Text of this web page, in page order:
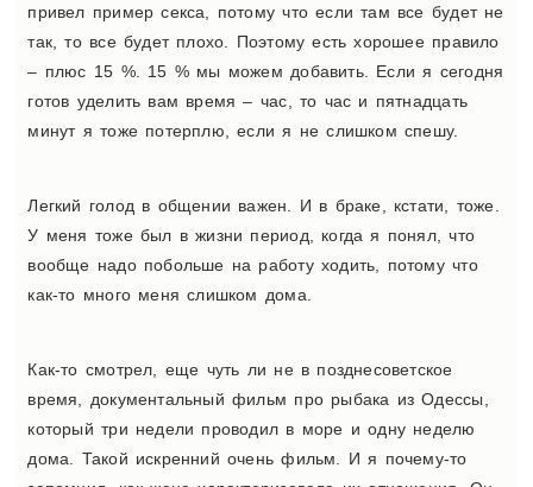
привел пример секса, потому что если там все будет не
так, то все будет плохо. Поэтому есть хорошее правило
– плюс 15 %. 15 % мы можем добавить. Если я сегодня
готов уделить вам время – час, то час и пятнадцать
минут я тоже потерплю, если я не слишком спешу.
Легкий голод в общении важен. И в браке, кстати, тоже.
У меня тоже был в жизни период, когда я понял, что
вообще надо побольше на работу ходить, потому что
как-то много меня слишком дома.
Как-то смотрел, еще чуть ли не в позднесоветское
время, документальный фильм про рыбака из Одессы,
который три недели проводил в море и одну неделю
дома. Такой искренний очень фильм. И я почему-то